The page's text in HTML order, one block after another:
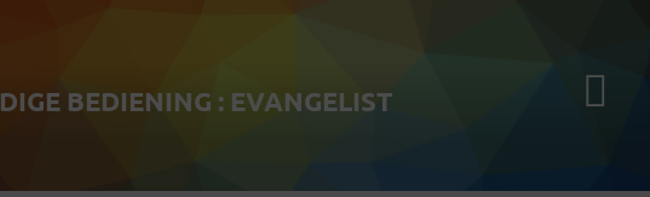
BEDIENING : EVANGELIST